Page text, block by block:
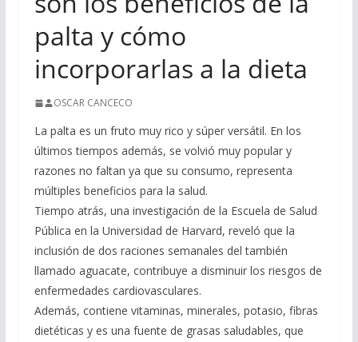
palta y cómo
incorporarlas a la dieta
OSCAR CANCECO
La palta es un fruto muy rico y súper versátil. En los
últimos tiempos además, se volvió muy popular y
razones no faltan ya que su consumo, representa
múltiples beneficios para la salud.
Tiempo atrás, una investigación de la Escuela de Salud
Pública en la Universidad de Harvard, reveló que la
inclusión de dos raciones semanales del también
llamado aguacate, contribuye a disminuir los riesgos de
enfermedades cardiovasculares.
Además, contiene vitaminas, minerales, potasio, fibras
dietéticas y es una fuente de grasas saludables, que